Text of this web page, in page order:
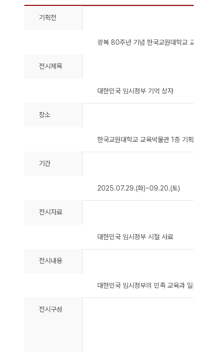
기획전
광복 80주년 기념 한국교원대학교 교육박물
전시제목
대한민국 임시정부 기억 상자
장소
한국교원대학교 교육박물관 1층 기획전시실
기간
2025.07.29.(화)~09.20.(토)
전시자료
대한민국 임시정부 시절 사료
전시내용
대한민국 임시정부의 민족 교육과 일본의 식
전시구성